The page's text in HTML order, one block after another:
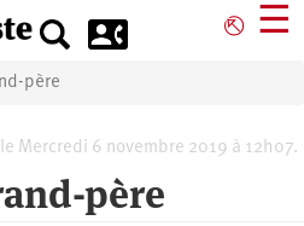
⎋ ☰
père
Mercredi 6 novembre 2019 à 12h07.
père